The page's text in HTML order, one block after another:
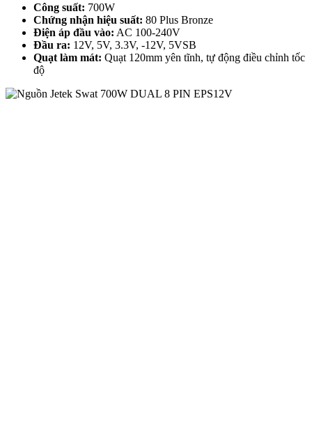
Công suất: 700W
Chứng nhận hiệu suất: 80 Plus Bronze
Điện áp đầu vào: AC 100-240V
Đầu ra: 12V, 5V, 3.3V, -12V, 5VSB
Quạt làm mát: Quạt 120mm yên tĩnh, tự động điều chỉnh tốc
độ